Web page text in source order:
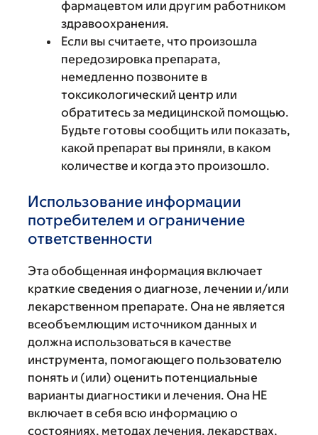
фармацевтом или другим работником
здравоохранения.
Если вы считаете, что произошла
передозировка препарата,
немедленно позвоните в
токсикологический центр или
обратитесь за медицинской помощью.
Будьте готовы сообщить или показать,
какой препарат вы приняли, в каком
количестве и когда это произошло.
Использование информации
потребителем и ограничение
ответственности
Эта обобщенная информация включает
краткие сведения о диагнозе, лечении и/или
лекарственном препарате. Она не является
всеобъемлющим источником данных и
должна использоваться в качестве
инструмента, помогающего пользователю
понять и (или) оценить потенциальные
варианты диагностики и лечения. Она НЕ
включает в себя всю информацию о
состояниях, методах лечения, лекарствах,